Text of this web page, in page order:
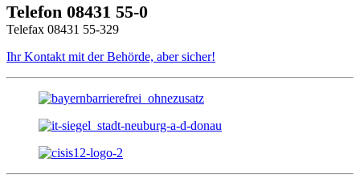
Telefon 08431 55-0
Telefax 08431 55-329
Ihr Kontakt mit der Behörde, aber sicher!